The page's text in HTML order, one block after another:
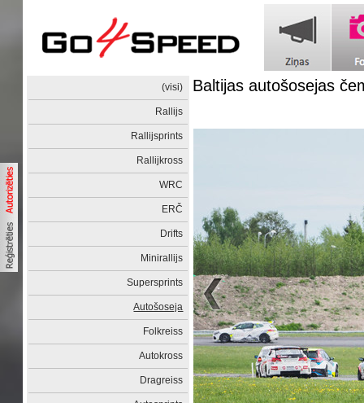
(visi)
Rallijs
Rallijsprints
Rallijkross
WRC
ERČ
Drifts
Minirallijs
Supersprints
Autošoseja
Folkreiss
Autokross
Dragreiss
Baltijas autošosejas